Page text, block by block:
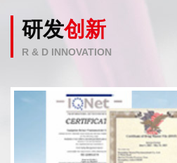
研发创新
R & D INNOVATION